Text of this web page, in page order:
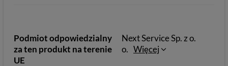
Podmiot odpowiedzialny
za ten produkt na terenie
UE
Next Service Sp. z o.
o. Więcej